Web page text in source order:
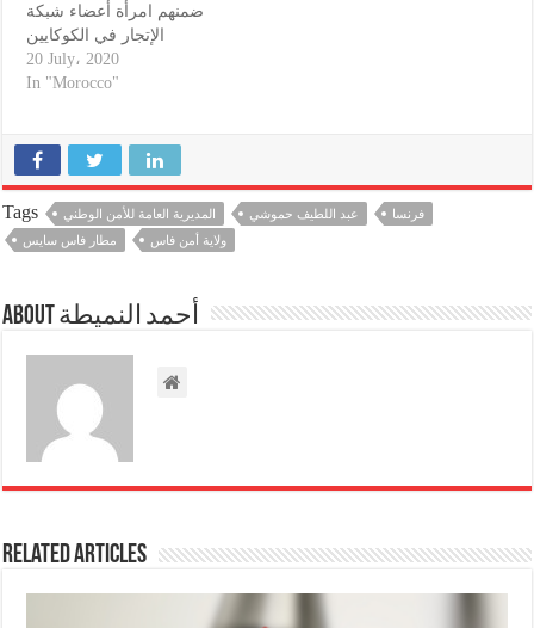
ضمنهم امرأة أعضاء شبكة
الإتجار في الكوكايين
20 July، 2020
In "Morocco"
Tags المديرية العامة للأمن الوطني عبد اللطيف حموشي
فرنسا
مطار فاس سايس
ولاية أمن فاس
About أحمد النميطة
Related Articles